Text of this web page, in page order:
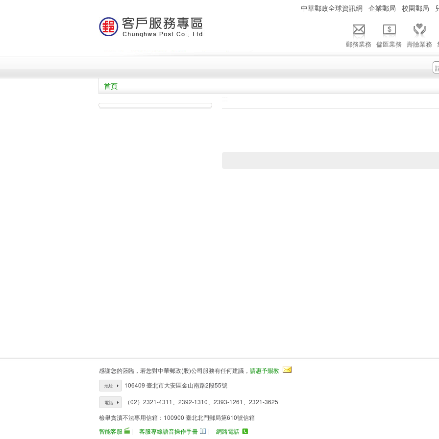
中華郵政全球資訊網 企業郵局 校園郵局
郵務業務 儲匯業務 壽險業務
首頁
感謝您的蒞臨，若您對中華郵政(股)公司服務有任何建議， 請惠予賜教
地址 106409 臺北市大安區金山南路2段55號
電話
（02）2321-4311、2392-1310、2393-1261、2321-3625
檢舉貪瀆不法專用信箱：100900 臺北北門郵局第610號信箱
智能客服
| 客服專線語音操作手冊 | 網路電話